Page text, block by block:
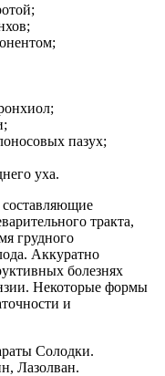
пазух;
уха.
тракта,
грудного
Аккуратно
болезнях
Некоторые формы
и
Солодки.
Лазолван.